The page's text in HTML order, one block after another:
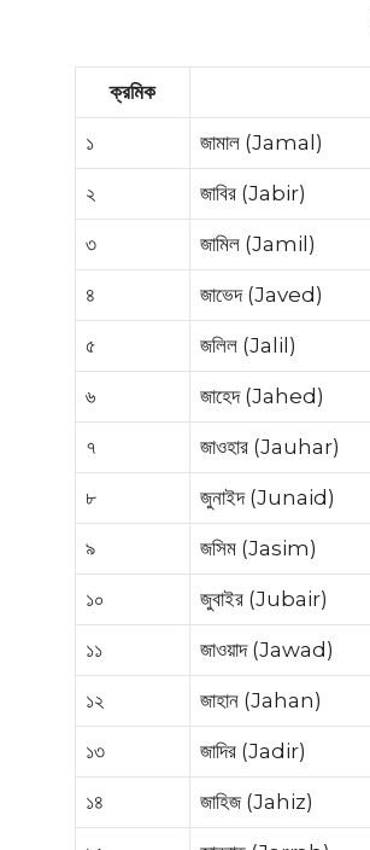
ক্রমিক
১ জামাল (Jamal)
২ জাবির (Jabir)
৩ জামিল (Jamil)
৪ জাভেদ (Javed)
৫ জলিল (Jalil)
৬ জাহেদ (Jahed)
৭ জাওহার (Jauhar)
৮ জুনাইদ (Junaid)
৯ জসিম (Jasim)
১০ জুবাইর (Jubair)
১১ জাওয়াদ (Jawad)
১২ জাহান (Jahan)
১৩ জাদির (Jadir)
১৪ জাহিজ (Jahiz)